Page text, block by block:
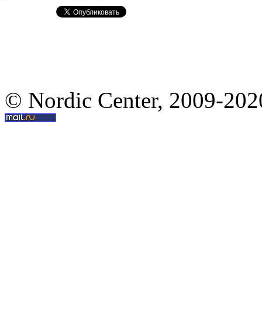
© Nordic Center, 2009-